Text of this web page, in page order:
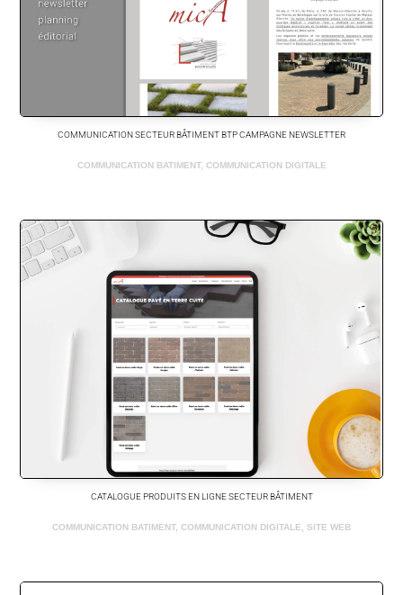
COMMUNICATION SECTEUR BÂTIMENT BTP CAMPAGNE NEWSLETTER
COMMUNICATION BATIMENT, COMMUNICATION DIGITALE
CATALOGUE PRODUITS EN LIGNE SECTEUR BÂTIMENT
COMMUNICATION BATIMENT, COMMUNICATION DIGITALE SITE WEB